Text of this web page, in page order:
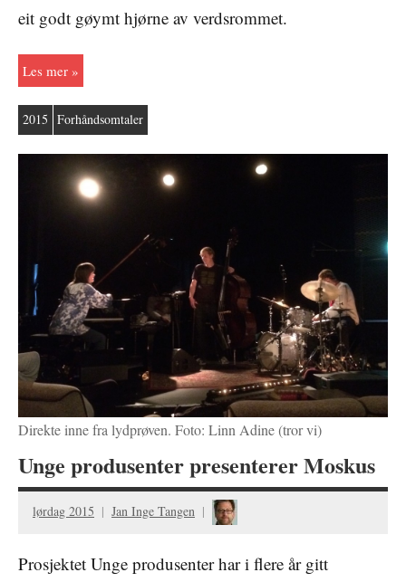
eit godt gøymt hjørne av verdsrommet.
Les mer
2015 Forhåndsomtaler
Direkte inne fra lydprøven. Foto: Linn Adine (tror vi)
Unge produsenter presenterer Moskus
lørdag 2015 Jan Inge Tangen
Prosjektet Unge produsenter har i flere år gitt